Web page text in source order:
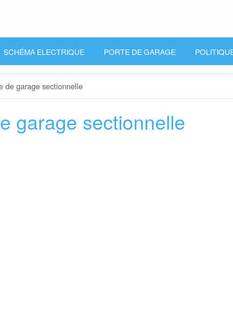
SCHÉMA ELECTRIQUE PORTE DE GARAGE
de garage sectionnelle
garage sectionnelle